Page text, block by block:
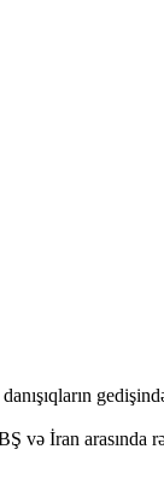
İran arasında